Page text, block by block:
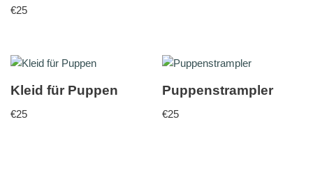
€25
Kleid für Puppen
€25
Puppenstrampler
€25